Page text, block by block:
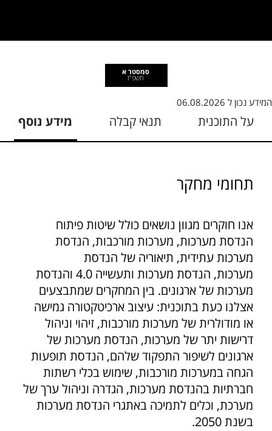
סמסטר א
תשפ"ז
המידע נכון ל 06.08.2026
על התוכנית תנאי קבלה מידע נוסף
תחומי מחקר
אנו חוקרים מגוון נושאים כולל שיטות פיתוח
הנדסת מערכות, מערכות מורכבות, הנדסת
מערכות עתידית, תיאוריה של הנדסת
מערכות, הנדסת מערכות ותעשייה 4.0 והנדסת
מערכות של ארגונים. בין המחקרים שמתבצעים
אצלנו כעת בתוכנית: עיצוב ארכיטקטורה גמישה
או מודולרית של מערכות מורכבות, זיהוי וניהול
דרישות יתר של מערכות, הנדסת מערכות של
ארגונים לשיפור התפקוד שלהם, הנדסת תופעות
הגחה במערכות מורכבות, שימוש בכלי רשתות
חברתיות בהנדסת מערכות, הגדרה וניהול ערך של
מערכת, וכלים לתמיכה באתגרי הנדסת מערכות
בשנת 2050.